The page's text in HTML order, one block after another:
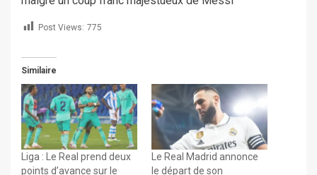
Post Views: 775
Similaire
Liga : Le Real prend deux
points d’avance sur le
Le Real Madrid annonce
le départ de son